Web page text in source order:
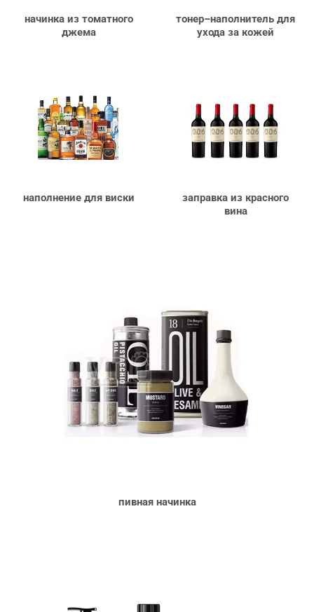
начинкаиз томатного
джема
тонер–наполнитель для
ухода за кожей
наполнениедля виски заправка из красного
вина
пивная начинка